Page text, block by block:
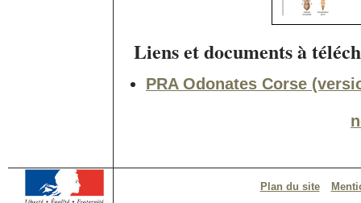
Liens et documents à
PRA Odonates Corse
Plan du site